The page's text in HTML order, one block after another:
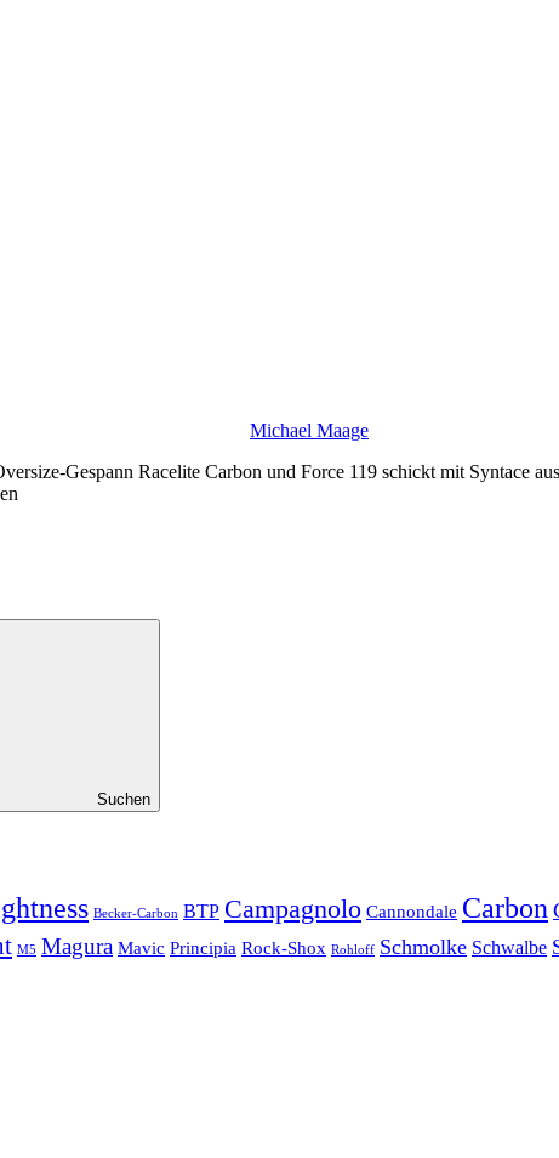
Michael Maage
Gespann Racelite Carbon und Force 119 schickt mit Syntace
Suchen
Becker-Carbon BTP Campagnolo Cannondale Carbon
M5 Magura Mavic Principia Rock-Shox Rohloff Schmolke Schwalbe